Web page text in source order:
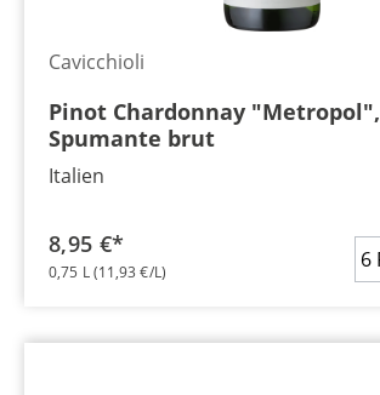
Cavicchioli
Pinot Chardonnay "Metropol",
Spumante brut
Italien
8,95 €*
0,75 L(11,93 €/L)